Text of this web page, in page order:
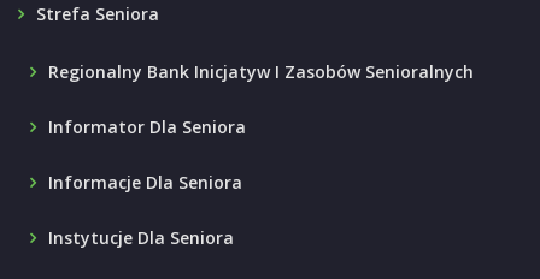
Strefa Seniora
Regionalny Bank Inicjatyw I Zasobów Senioralnych
Informator Dla Seniora
Informacje Dla Seniora
Instytucje Dla Seniora